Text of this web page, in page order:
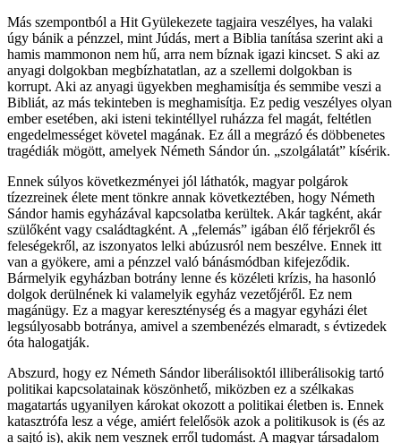
Más szempontból a Hit Gyülekezete tagjaira veszélyes, ha valaki
úgy bánik a pénzzel, mint Júdás, mert a Biblia tanítása szerint aki a
hamis mammonon nem hű, arra nem bíznak igazi kincset. S aki az
anyagi dolgokban megbízhatatlan, az a szellemi dolgokban is
korrupt. Aki az anyagi ügyekben meghamisítja és semmibe veszi a
Bibliát, az más tekinteben is meghamisítja. Ez pedig veszélyes olyan
ember esetében, aki isteni tekintéllyel ruházza fel magát, feltétlen
engedelmességet követel magának. Ez áll a megrázó és döbbenetes
tragédiák mögött, amelyek Németh Sándor ún. „szolgálatát” kísérik.
Ennek súlyos következményei jól láthatók, magyar polgárok
tízezreinek élete ment tönkre annak következtében, hogy Németh
Sándor hamis egyházával kapcsolatba kerültek. Akár tagként, akár
szülőként vagy családtagként. A „felemás” igában élő férjekről és
feleségekről, az iszonyatos lelki abúzusról nem beszélve. Ennek itt
van a gyökere, ami a pénzzel való bánásmódban kifejeződik.
Bármelyik egyházban botrány lenne és közéleti krízis, ha hasonló
dolgok derülnének ki valamelyik egyház vezetőjéről. Ez nem
magánügy. Ez a magyar kereszténység és a magyar egyházi élet
legsúlyosabb botránya, amivel a szembenézés elmaradt, s évtizedek
óta halogatják.
Abszurd, hogy ez Németh Sándor liberálisoktól illiberálisokig tartó
politikai kapcsolatainak köszönhető, miközben ez a szélkakas
magatartás ugyanilyen károkat okozott a politikai életben is. Ennek
katasztrófa lesz a vége, amiért felelősök azok a politikusok is (és az
a sajtó is), akik nem vesznek erről tudomást. A magyar társadalom